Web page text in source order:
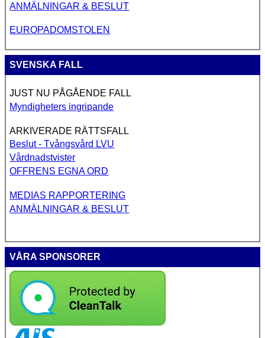
ANMÄLNINGAR & BESLUT
EUROPADOMSTOLEN
SVENSKA FALL
JUST NU PÅGÅENDE FALL
Myndigheters ingripande
ARKIVERADE RÄTTSFALL
Beslut - Tvångsvård LVU
Vårdnadstvister
OFFRENS EGNA ORD
MEDIAS RAPPORTERING
ANMÄLNINGAR & BESLUT
VÅRA SPONSORER